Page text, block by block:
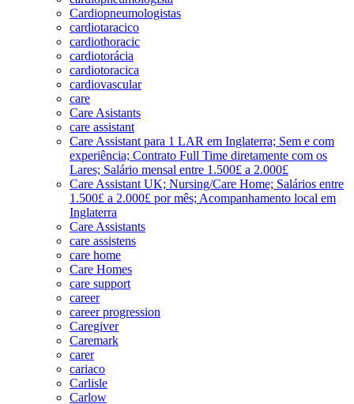
Cardiopneumologistas
cardiotaracico
cardiothoracic
cardiotorácia
cardiotoracica
cardiovascular
care
Care Asistants
care assistant
Care Assistant para 1 LAR em Inglaterra; Sem e com
experiência; Contrato Full Time diretamente com os
Lares; Salário mensal entre 1.500£ a 2.000£
Care Assistant UK; Nursing/Care Home; Salários entre
1.500£ a 2.000£ por mês; Acompanhamento local em
Inglaterra
Care Assistants
care assistens
care home
Care Homes
care support
career
career progression
Caregiver
Caremark
carer
cariaco
Carlisle
Carlow